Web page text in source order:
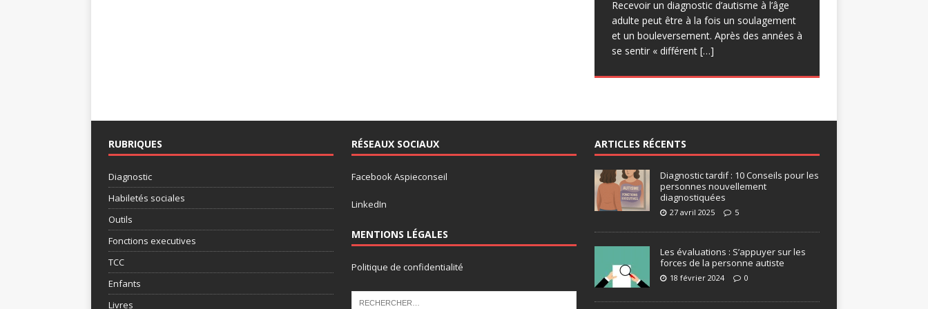
Recevoir un diagnostic d’autisme à l’âge
adulte peut être à la fois un soulagement
et un bouleversement. Après des années à
se sentir « différent […]
programmatique, d’engager des
apprentissages sur les forces et de
proposer des progressions Certes, le
quelques réserves quant à[…]
RUBRIQUES
Diagnostic
Habiletés sociales
Outils
Fonctions executives
TCC
Enfants
Livres
RÉSEAUX SOCIAUX
Facebook Aspieconseil
LinkedIn
MENTIONS LÉGALES
Politique de confidentialité
ARTICLES RÉCENTS
Diagnostic tardif : 10 Conseils pour les
personnes nouvellement
diagnostiquées
27 avril 2025 5
Les évaluations : S’appuyer sur les
forces de la personne autiste
18 février 2024 0